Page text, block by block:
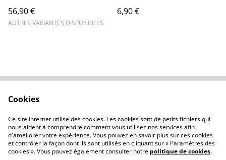
56,90 €
AUTRES VARIANTES DISPONIBLES
6,90 €
Politique de
confidentialité
Politique de cookies
Cookies
Ce site Internet utilise des cookies. Les cookies sont de petits fichiers qui
nous aident à comprendre comment vous utilisez nos services afin
d'améliorer votre expérience. Vous pouvez en savoir plus sur ces cookies
et contrôler la façon dont ils sont utilisés en cliquant sur « Paramètres des
cookies ». Vous pouvez également consulter notre politique de cookies.